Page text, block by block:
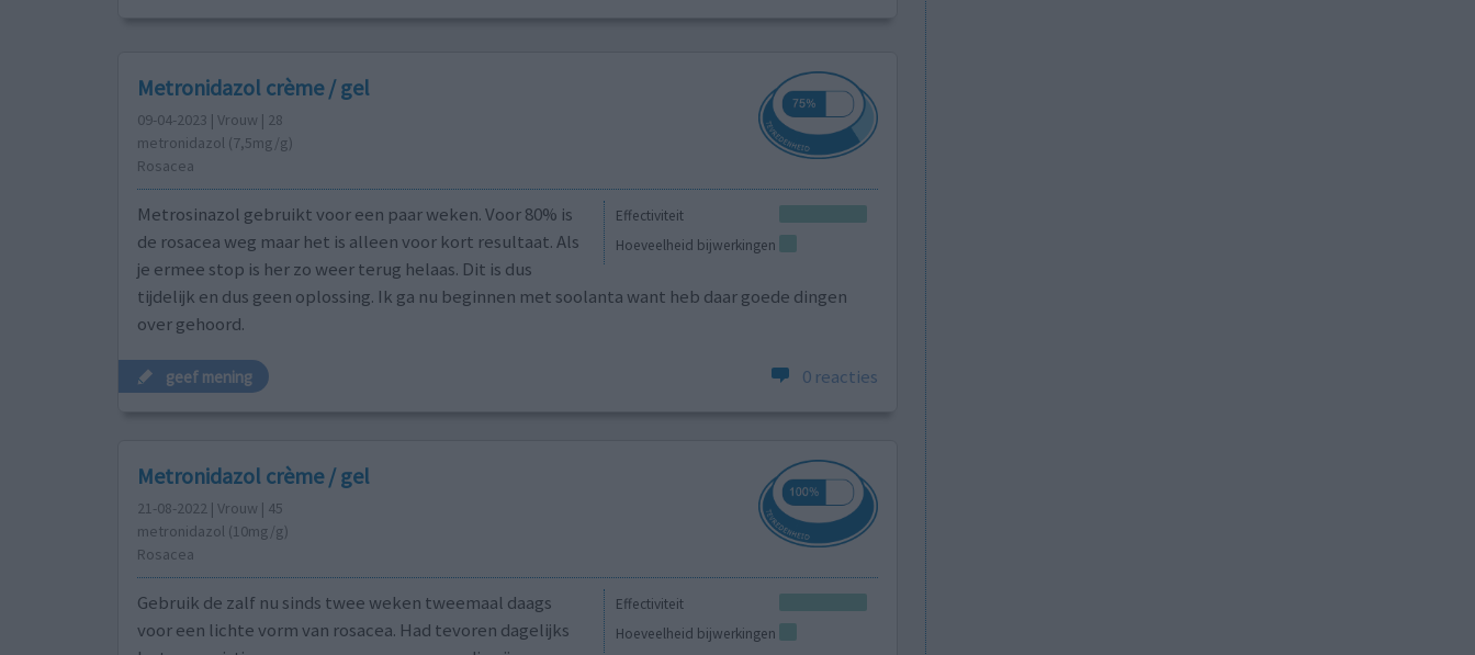
Metronidazol crème / gel
09-04-2023 | Vrouw | 28
metronidazol (7,5mg/g)
Rosacea
Effectiviteit
Hoeveelheid bijwerkingen
Metrosinazol gebruikt voor een paar weken. Voor 80% is
de rosacea weg maar het is alleen voor kort resultaat. Als
je ermee stop is her zo weer terug helaas. Dit is dus
tijdelijk en dus geen oplossing. Ik ga nu beginnen met soolanta want heb daar goede dingen
over gehoord.
geef mening 0 reacties
Metronidazol crème / gel
21-08-2022 | Vrouw | 45
metronidazol (10mg/g)
Rosacea
Effectiviteit
Hoeveelheid bijwerkingen
Gebruik de zalf nu sinds twee weken tweemaal daags
voor een lichte vorm van rosacea. Had tevoren dagelijks